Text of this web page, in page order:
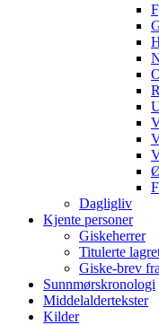
Dagligliv
Kjente personer
Giskeherrer
Titulerte
Giske-brev
Sunnmørskronologi
Middelaldertekster
Kilder